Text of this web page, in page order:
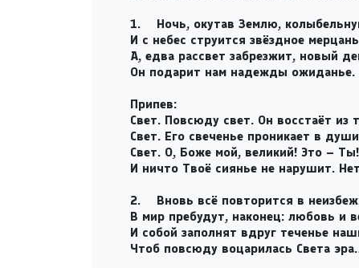
1. Ночь, окутав Землю,
И с небес струится звёздное
А, едва рассвет забрезжит, новый
Он подарит нам надежды ожиданье.
Припев:
Свет. Повсюду свет. Он восстаёт из
Свет. Его свеченье проникает в
Свет. О, Боже мой, великий! Это – Ты!
И ничто Твоё сиянье не нарушит.
2. Вновь всё повторится в
В мир пребудут, наконец: любовь и
И собой заполнят вдруг теченье
Чтоб повсюду воцарилась Света